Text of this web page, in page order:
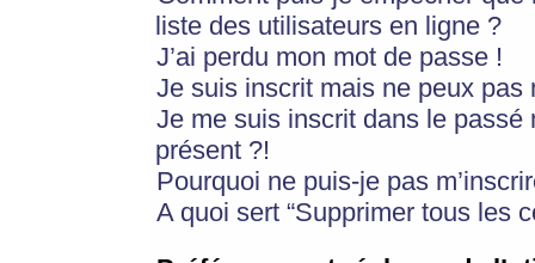
liste des utilisateurs en ligne ?
J’ai perdu mon mot de passe !
Je suis inscrit mais ne peux pas
Je me suis inscrit dans le
présent ?!
Pourquoi ne puis-je pas
A quoi sert “Supprimer tous les